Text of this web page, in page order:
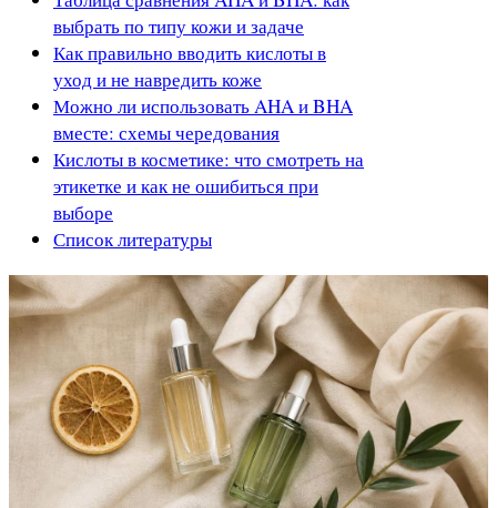
выбрать по типу кожи и задаче
Как правильно вводить кислоты в
уход и не навредить коже
Можно ли использовать AHA и BHA
вместе: схемы чередования
Кислоты в косметике: что смотреть на
этикетке и как не ошибиться при
выборе
Список литературы